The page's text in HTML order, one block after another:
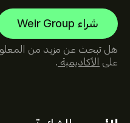
شراء Weir Group
هل تبحث عن مزيد من
على
الأكاديمية .